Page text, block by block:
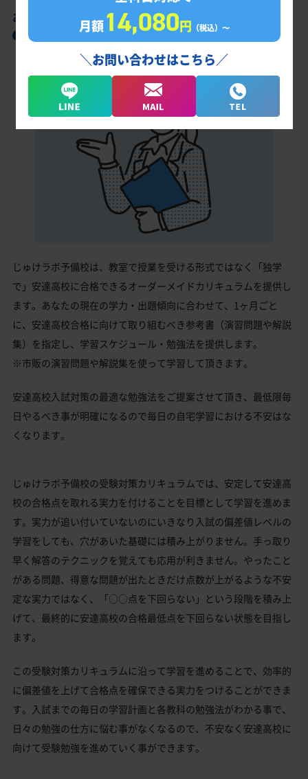
あなただけの学習計画だから成果が出る！
安達高校合格に向けた受験対策カリキュラム
じゅけラボ予備校は、教室で授業を受ける形式ではなく「独学
で」安達高校に合格できるオーダーメイドカリキュラムを提供し
ます。あなたの現在の学力・出題傾向に合わせて、1ヶ月ごと
に、安達高校合格に向けて取り組むべき参考書（演習問題や解説
集）を指定し、学習スケジュール・勉強法を提供します。
※市販の演習問題や解説集を使って学習して頂きます。
安達高校入試対策の最適な勉強法をご提案させて頂き、最低限毎
日やるべき事が明確になるので毎日の自宅学習における不安はな
くなります。
じゅけラボ予備校の受験対策カリキュラムでは、安定して安達高
校の合格点を取れる実力を付けることを目標として学習を進めま
す。実力が追い付いていないのにいきなり入試の偏差値レベルの
学習をしても、穴があいた基礎には積み上がりません。手っ取り
早く解答のテクニックを覚えても応用が利きません。やったこと
がある問題、得意な問題が出たときだけ点数が上がるような不安
定な実力ではなく、「○○点を下回らない」という段階を積み上
げて、最終的に安達高校の合格最低点を下回らない状態を目指し
ます。
この受験対策カリキュラムに沿って学習を進めることで、効率的
に偏差値を上げて合格点を確保できる実力をつけることができま
す。入試までの毎日の学習計画と各教科の勉強法がわかる事で、
日々の勉強の仕方に悩む事がなくなるので、不安なく安達高校に
向けて受験勉強を進めていく事ができます。
月額14,080円 （税込）〜
＼お問い合わせはこちら／